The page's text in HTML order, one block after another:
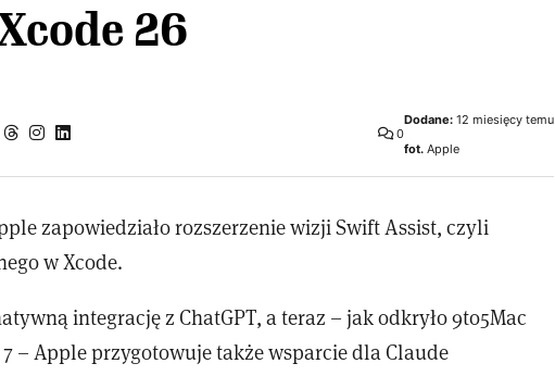
26
0
Dodane: 12 miesięcy temu
fot. Apple
zapowiedziało rozszerzenie wizji Swift Assist, czyli
w Xcode.
integrację z ChatGPT, a teraz – jak odkryło 9to5Mac
– Apple przygotowuje także wsparcie dla Claude